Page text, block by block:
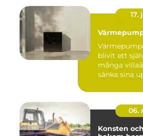
17.
blivit ett
många
sänka sina
06.
Konsten